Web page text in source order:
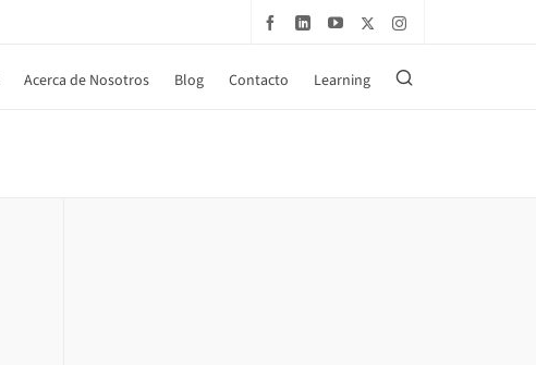
Acerca de Nosotros Blog Contacto Learning